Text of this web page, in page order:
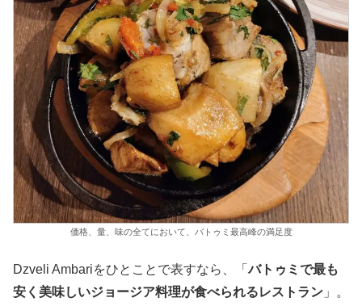
価格、量、味の全てにおいて、バトゥミ最高峰の満足度
Dzveli Ambariをひとことで表すなら、「バトゥミで最も
安く美味しいジョージア料理が食べられるレストラン 」。